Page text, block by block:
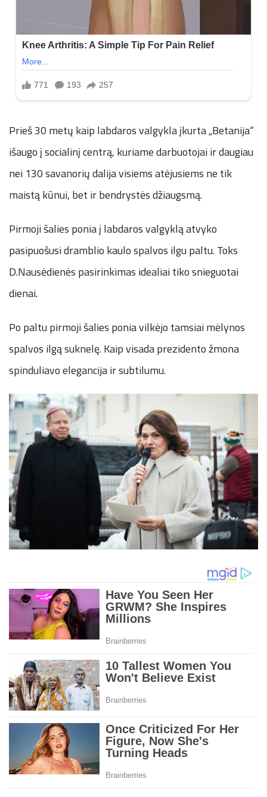
Prieš 30 metų kaip labdaros valgykla įkurta „Betanija“
išaugo į socialinį centrą, kuriame darbuotojai ir daugiau
nei 130 savanorių dalija visiems atėjusiems ne tik
maistą kūnui, bet ir bendrystės džiaugsmą.
Pirmoji šalies ponia į labdaros valgyklą atvyko
pasipuošusi dramblio kaulo spalvos ilgu paltu. Toks
D.Nausėdienės pasirinkimas idealiai tiko snieguotai
dienai.
Po paltu pirmoji šalies ponia vilkėjo tamsiai mėlynos
spalvos ilgą suknelę. Kaip visada prezidento žmona
spinduliavo elegancija ir subtilumu.